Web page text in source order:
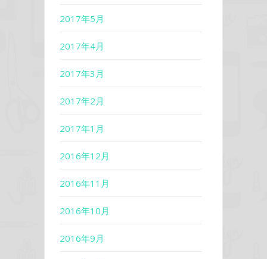
2017年5月
2017年4月
2017年3月
2017年2月
2017年1月
2016年12月
2016年11月
2016年10月
2016年9月